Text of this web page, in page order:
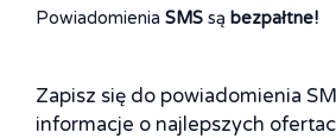
Powiadomienia SMS są bezpałtne!
Zapisz się do powiadomienia
informacje o najlepszych